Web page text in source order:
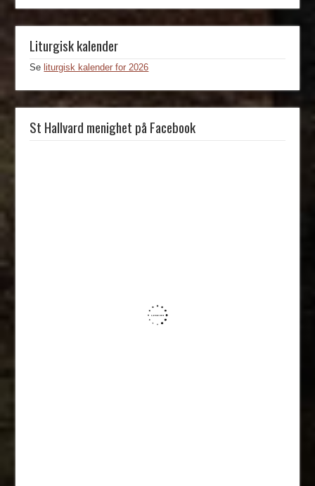
Liturgisk kalender
Se liturgisk kalender for 2026
St Hallvard menighet på Facebook